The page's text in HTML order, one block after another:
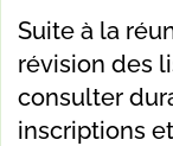
Suite à la
révision des
consulter
inscriptions